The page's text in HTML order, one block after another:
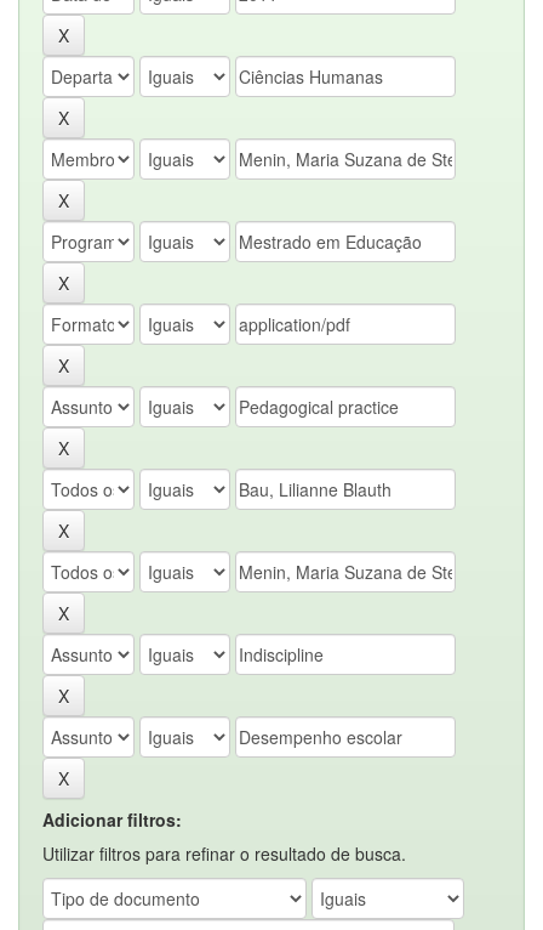
Adicionar filtros:
Utilizar filtros para refinar o resultado de busca.